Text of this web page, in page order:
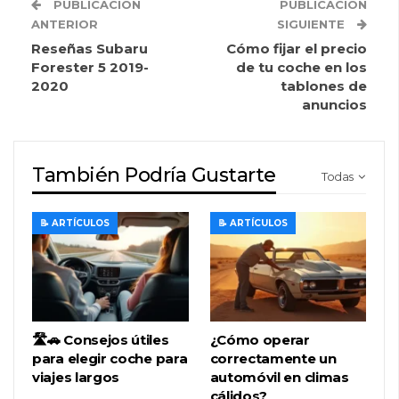
PUBLICACIÓN
ANTERIOR
Reseñas Subaru
Forester 5 2019-
2020
PUBLICACIÓN
SIGUIENTE
Cómo fijar el precio
de tu coche en los
tablones de
anuncios
Todas
También Podría Gustarte
📝 ARTÍCULOS
🛣️🚗 Consejos útiles
para elegir coche para
viajes largos
📝 ARTÍCULOS
¿Cómo operar
correctamente un
automóvil en climas